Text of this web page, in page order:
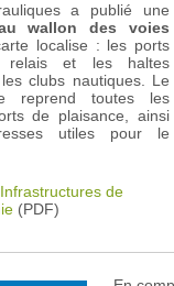
a publié une
wallon des voies
localise : les ports
relais et les haltes
clubs nautiques. Le
reprend toutes les
de plaisance, ainsi
utiles pour le
de
(PDF)